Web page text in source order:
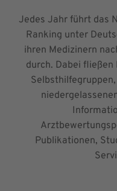
Jedes Jahr führt das
Ranking unter
ihren Medizinern
durch. Dabei
Publikationen,